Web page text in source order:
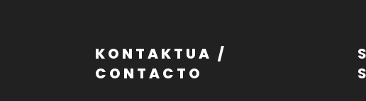
KONTAKTUA /
CONTACTO